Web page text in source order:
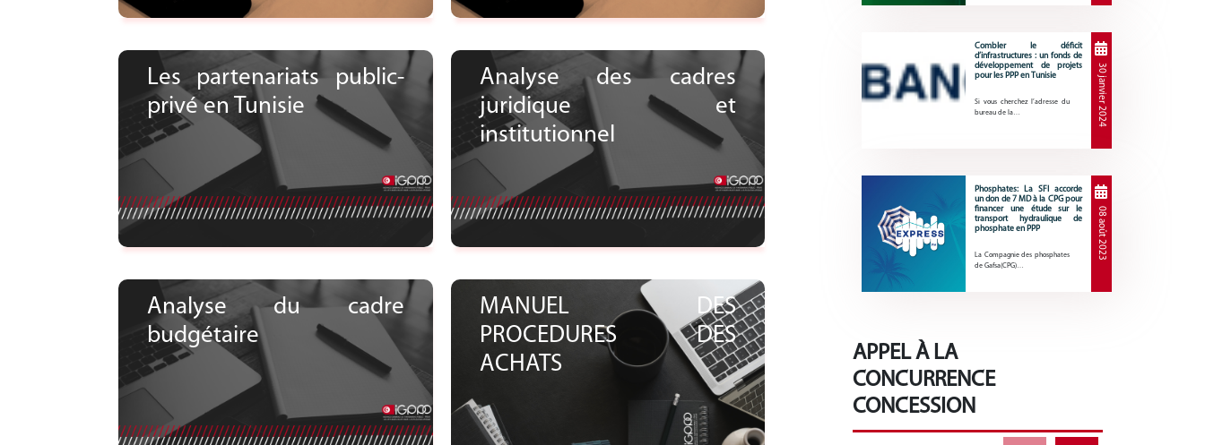
Les partenariats public-
privé en Tunisie
Voir le document
Analyse des cadres
juridique et
institutionnel
Voir le document
Analyse du cadre
budgétaire
Voir le document
MANUEL DES
PROCEDURES DES
ACHATSVoir le document
Combler le déficit
d’infrastructures : un fonds de
développement de projets
pour les PPP en Tunisie
Si vous cherchez l’adresse du
bureau de la…
30 janvier 2024
Phosphates: La SFI accorde
un don de 7 MD à la CPG pour
financer une étude sur le
transport hydraulique de
phosphate en PPP
La Compagnie des phosphates
de Gafsa(CPG)…
08 août 2023
APPEL À LA
CONCURRENCE
CONCESSION